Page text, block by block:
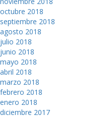
octubre 2018
septiembre 2018
agosto 2018
julio 2018
junio 2018
mayo 2018
abril 2018
marzo 2018
febrero 2018
enero 2018
diciembre 2017